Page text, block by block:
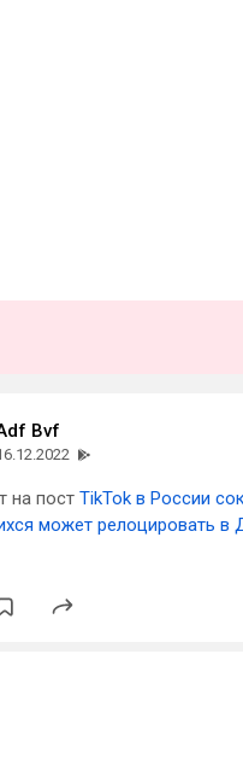
Bvf
на пост TikTok в России
может релоцировать